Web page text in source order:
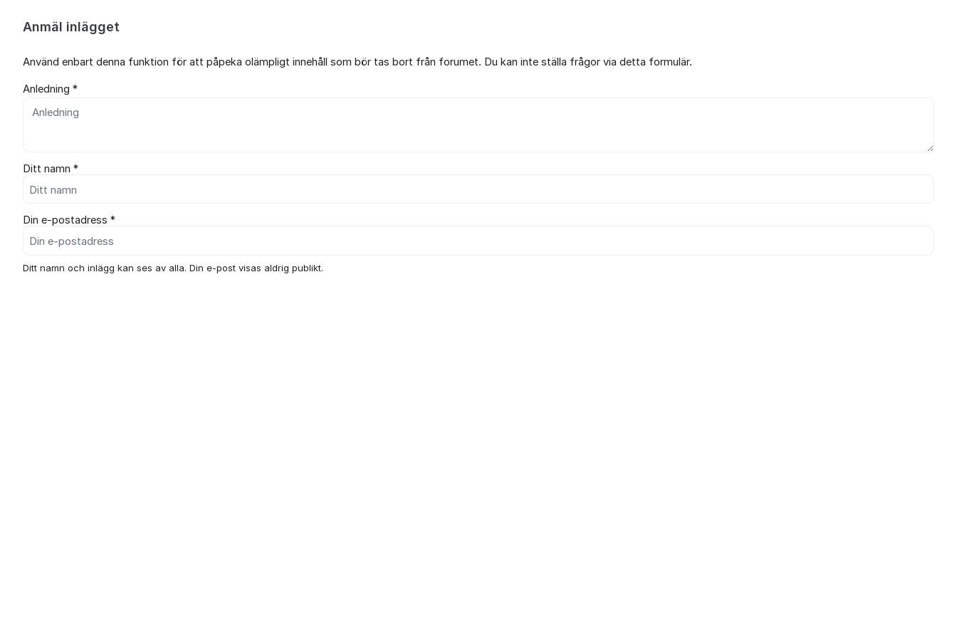
Anmäl inlägget
Använd enbart denna funktion för att påpeka olämpligt innehåll som bör tas bort från forumet. Du kan inte ställa frågor via detta formulär.
Anledning *
Ditt namn *
Din e-postadress *
Ditt namn och inlägg kan ses av alla. Din e-post visas aldrig publikt.